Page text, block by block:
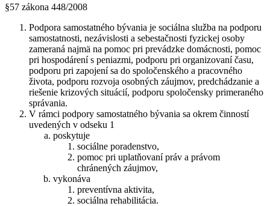
§57 zákona 448/2008
Podpora samostatného bývania je sociálna služba na podporu
samostatnosti, nezávislosti a sebestačnosti fyzickej osoby
zameraná najmä na pomoc pri prevádzke domácnosti, pomoc
pri hospodárení s peniazmi, podporu pri organizovaní času,
podporu pri zapojení sa do spoločenského a pracovného
života, podporu rozvoja osobných záujmov, predchádzanie a
riešenie krizových situácií, podporu spoločensky primeraného
správania.
V rámci podpory samostatného bývania sa okrem činností
uvedených v odseku 1
poskytuje
sociálne poradenstvo,
pomoc pri uplatňovaní práv a právom
chránených záujmov,
vykonáva
preventívna aktivita,
sociálna rehabilitácia.